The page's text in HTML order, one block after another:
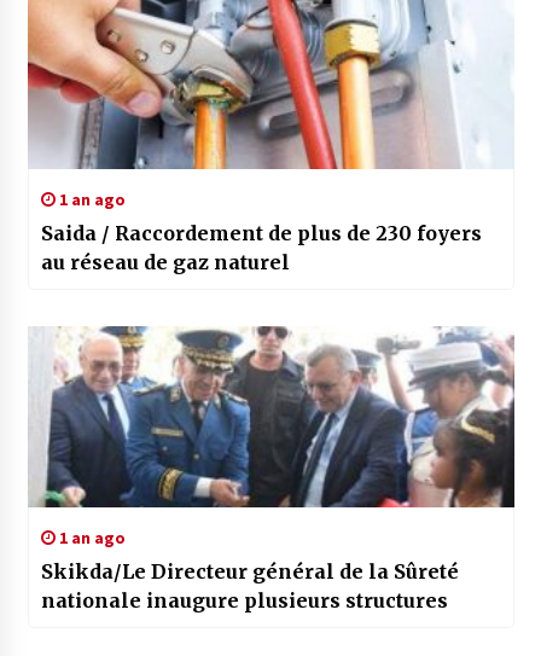
1 an ago
Saida / Raccordement de plus de 230 foyers
au réseau de gaz naturel
1 an ago
Skikda/Le Directeur général de la Sûreté
nationale inaugure plusieurs structures